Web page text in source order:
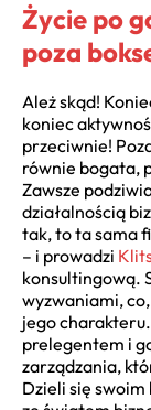
Życie po
poza
Ależ skąd!
koniec
przeciwnie!
równie bogata,
Zawsze
działalnością
tak, to ta sama
– i prowadzi
konsultingową.
wyzwaniami,
jego
prelegentem i
zarządzania,
Dzieli się